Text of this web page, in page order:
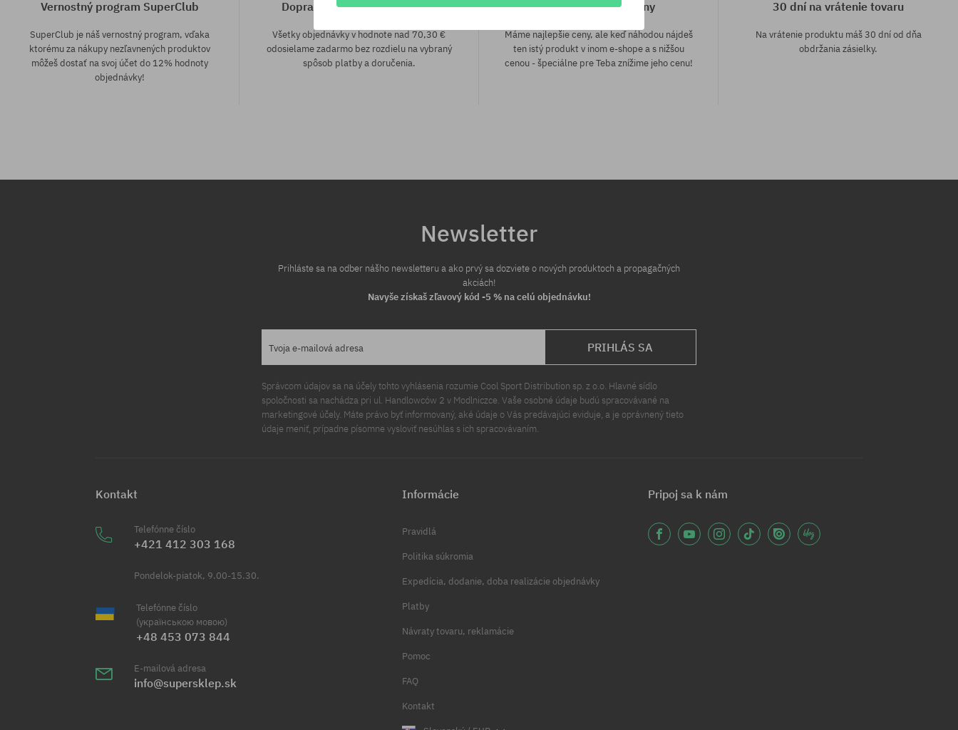
Vernostný program SuperClub
SuperClub je náš vernostný program, vďaka
ktorému za nákupy nezľavnených produktov
môžeš dostať na svoj účet do 12% hodnoty
objednávky!
Doprava zadarmo od 70,30 €
Všetky objednávky v hodnote nad 70,30 €
odosielame zadarmo bez rozdielu na vybraný
spôsob platby a doručenia.
Záruka najnižšej ceny
Máme najlepšie ceny, ale keď náhodou nájdeš
ten istý produkt v inom e-shope a s nižšou
cenou - špeciálne pre Teba znížime jeho cenu!
30 dní na vrátenie tovaru
Na vrátenie produktu máš 30 dní od dňa
obdržania zásielky.
Newsletter
Prihláste sa na odber nášho newsletteru a ako prvý sa dozviete o nových produktoch a propagačných
akciách!
Navyše získaš zľavový kód -5 % na celú objednávku!
Tvoja e-mailová adresa PRIHLÁS SA
Správcom údajov sa na účely tohto vyhlásenia rozumie Cool Sport Distribution sp. z o.o. Hlavné sídlo
spoločnosti sa nachádza pri ul. Handlowców 2 v Modlniczce. Vaše osobné údaje budú spracovávané na
marketingové účely. Máte právo byť informovaný, aké údaje o Vás predávajúci eviduje, a je oprávnený tieto
údaje meniť, prípadne písomne vysloviť nesúhlas s ich spracovávaním.
Kontakt
Telefónne číslo
+421 412 303 168
Pondelok-piatok, 9.00-15.30.
Telefónne číslo
(українською мовою)
+48 453 073 844
E-mailová adresa
info@supersklep.sk
Informácie
Pravidlá
Politika súkromia
Expedícia, dodanie, doba realizácie objednávky
Platby
Návraty tovaru, reklamácie
Pomoc
FAQ
Kontakt
Pripoj sa k nám